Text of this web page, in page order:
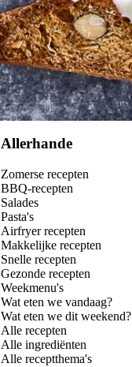
Allerhande
Zomerse recepten
BBQ-recepten
Salades
Pasta's
Airfryer recepten
Makkelijke recepten
Snelle recepten
Gezonde recepten
Weekmenu's
Wat eten we vandaag?
Wat eten we dit weekend?
Alle recepten
Alle ingrediënten
Alle receptthema's